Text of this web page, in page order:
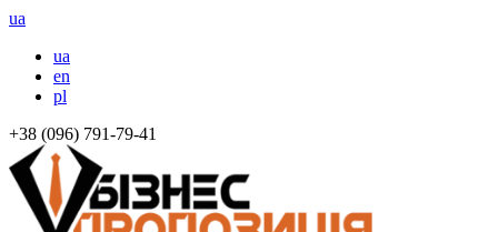
ua
ua
en
pl
+38 (096) 791-79-41